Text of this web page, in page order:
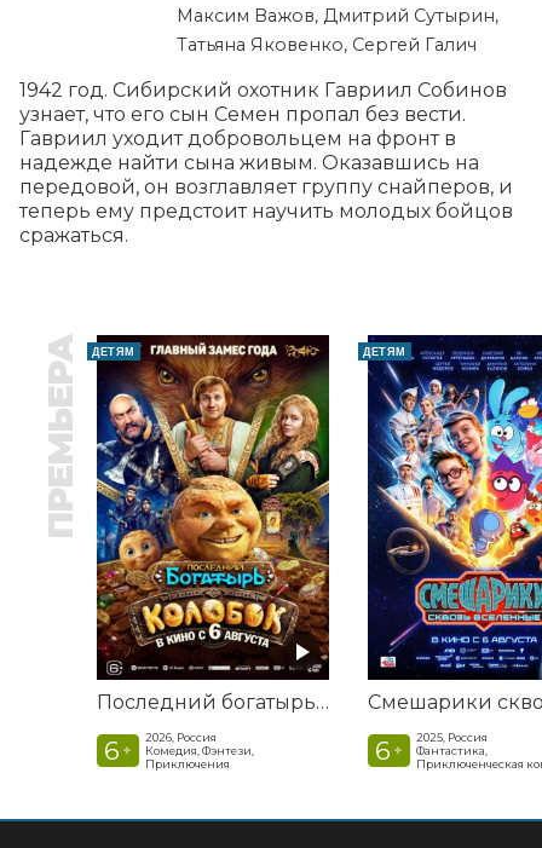
Максим Важов, Дмитрий Сутырин,
Татьяна Яковенко, Сергей Галич
1942 год. Сибирский охотник Гавриил Собинов
узнает, что его сын Семен пропал без вести.
Гавриил уходит добровольцем на фронт в
надежде найти сына живым. Оказавшись на
передовой, он возглавляет группу снайперов, и
теперь ему предстоит научить молодых бойцов
сражаться.
ПРЕМЬЕРА ДЕТЯМ
Последний богатырь. Колобок
6 +
2026, Россия
Комедия, Фэнтези,
Приключения
ДЕТЯМ
6 +
2025, Россия
Фантастика,
Приключенческая